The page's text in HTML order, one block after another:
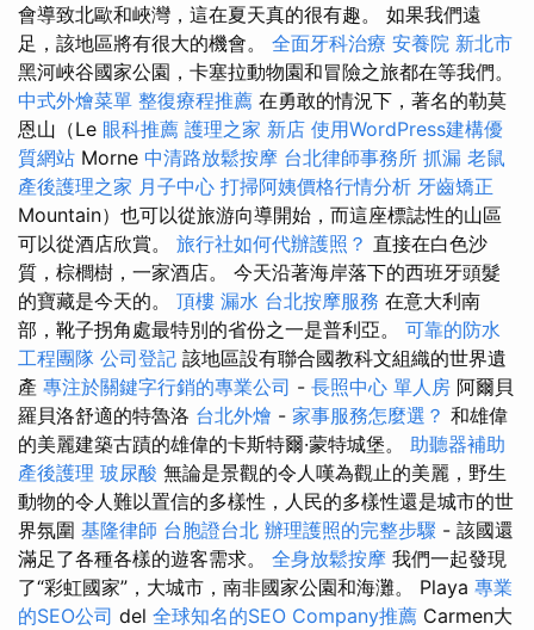
會導致北歐和峽灣，這在夏天真的很有趣。 如果我們遠
足，該地區將有很大的機會。 全面牙科治療 安養院 新北市
黑河峽谷國家公園，卡塞拉動物園和冒險之旅都在等我們。
中式外燴菜單 整復療程推薦 在勇敢的情況下，著名的勒莫
恩山（Le 眼科推薦 護理之家 新店 使用WordPress建構優
質網站 Morne 中清路放鬆按摩 台北律師事務所 抓漏 老鼠
產後護理之家 月子中心 打掃阿姨價格行情分析 牙齒矯正
Mountain）也可以從旅游向導開始，而這座標誌性的山區
可以從酒店欣賞。 旅行社如何代辦護照？ 直接在白色沙
質，棕櫚樹，一家酒店。 今天沿著海岸落下的西班牙頭髮
的寶藏是今天的。 頂樓 漏水 台北按摩服務 在意大利南
部，靴子拐角處最特別的省份之一是普利亞。 可靠的防水
工程團隊 公司登記 該地區設有聯合國教科文組織的世界遺
產 專注於關鍵字行銷的專業公司 - 長照中心 單人房 阿爾貝
羅貝洛舒適的特魯洛 台北外燴 - 家事服務怎麼選？ 和雄偉
的美麗建築古蹟的雄偉的卡斯特爾·蒙特城堡。 助聽器補助
產後護理 玻尿酸 無論是景觀的令人嘆為觀止的美麗，野生
動物的令人難以置信的多樣性，人民的多樣性還是城市的世
界氛圍 基隆律師 台胞證台北 辦理護照的完整步驟 - 該國還
滿足了各種各樣的遊客需求。 全身放鬆按摩 我們一起發現
了“彩虹國家”，大城市，南非國家公園和海灘。 Playa 專業
的SEO公司 del 全球知名的SEO Company推薦 Carmen大